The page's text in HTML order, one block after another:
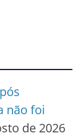
não foi
de 2026